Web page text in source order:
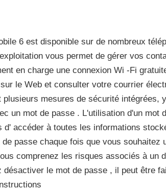
6 est disponible sur de nombreux
vous permet de gérer vos
en charge une connexion Wi -Fi
le Web et consulter votre courrier
plusieurs mesures de sécurité intégrées,
un mot de passe . L'utilisation d'un mot
accéder à toutes les informations
passe chaque fois que vous souhaitez
comprenez les risques associés à un
désactiver le mot de passe , il peut être